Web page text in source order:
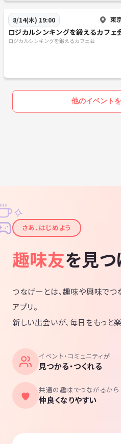
8/14(木) 19:00 東
ロジカルシンキングを鍛えるカフェ
ロジカルシンキングを鍛えるカフェ会
他のイベント
✦
✧
さあ、はじめよう
趣味友を見つ
つなげーとは、趣味や興味でつ
アプリ。
新しい出会いが、毎日をもっと楽
イベント・コミュニティが
見つかる・つくれる
共通の趣味でつながるから
仲良くなりやすい